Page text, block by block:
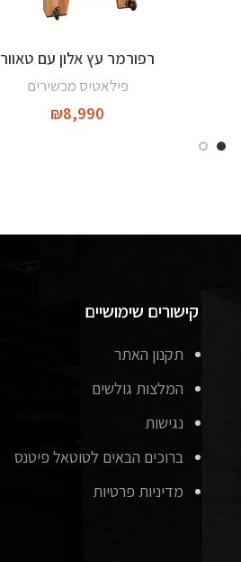
הוספה לסל
רפורמר עץ אלון עם טאוור
פילאטיס מכשירים
₪8,990
קישורים שימושיים
תקנון האתר
המלצות גולשים
נגישות
ברוכים הבאים לטוטאל פיטנס
מדיניות פרטיות